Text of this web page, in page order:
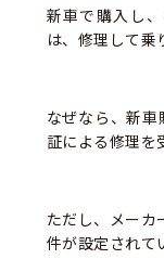
新車で購入し
は、修理して乗
なぜなら、新
証による修理を
ただし、メーカ
件が設定されて